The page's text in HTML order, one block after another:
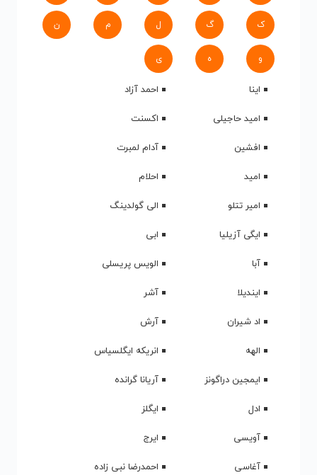
ک گ ل م ن
و ه ی
اینا
احمد آزاد
امید حاجیلی
اکسنت
افشین
آدام لمبرت
امید
احلام
امیر تتلو
الی گولدینگ
ایگی آزیلیا
ابی
آبا
الویس پریسلی
ایندیلا
آشر
اد شیران
آرش
الهه
انریکه ایگلسیاس
ایمجین دراگونز
آریانا گرانده
ادل
ایگلز
آویسی
ایرج
آغاسی
احمدرضا نبی زاده